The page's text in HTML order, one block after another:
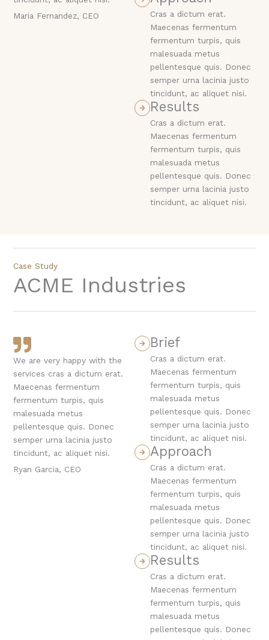
Maria Fernandez, CEO
Cras a dictum erat.
Maecenas fermentum
fermentum turpis, quis
malesuada metus
pellentesque quis. Donec
semper urna lacinia justo
tincidunt, ac aliquet nisi.
Results
Cras a dictum erat.
Maecenas fermentum
fermentum turpis, quis
malesuada metus
pellentesque quis. Donec
semper urna lacinia justo
tincidunt, ac aliquet nisi.
Case Study
ACME Industries
We are very happy with the
services cras a dictum erat.
Maecenas fermentum
fermentum turpis, quis
malesuada metus
pellentesque quis. Donec
semper urna lacinia justo
tincidunt, ac aliquet nisi.
Ryan Garcia, CEO
Brief
Cras a dictum erat.
Maecenas fermentum
fermentum turpis, quis
malesuada metus
pellentesque quis. Donec
semper urna lacinia justo
tincidunt, ac aliquet nisi.
Approach
Cras a dictum erat.
Maecenas fermentum
fermentum turpis, quis
malesuada metus
pellentesque quis. Donec
semper urna lacinia justo
tincidunt, ac aliquet nisi.
Results
Cras a dictum erat.
Maecenas fermentum
fermentum turpis, quis
malesuada metus
pellentesque quis. Donec